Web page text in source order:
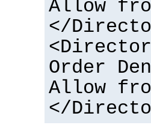
Allow
</
Order
Allow
</